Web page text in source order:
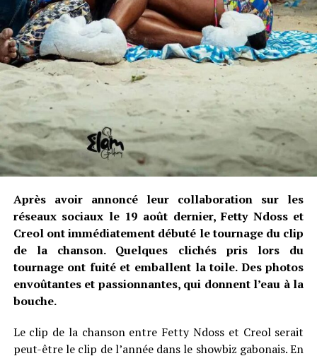
Après avoir annoncé leur collaboration sur les
réseaux sociaux le 19 août dernier, Fetty Ndoss et
Creol ont immédiatement débuté le tournage du clip
de la chanson. Quelques clichés pris lors du
tournage ont fuité et emballent la toile. Des photos
envoûtantes et passionnantes, qui donnent l’eau à la
bouche.
Le clip de la chanson entre Fetty Ndoss et Creol serait
peut-être le clip de l’année dans le showbiz gabonais. En